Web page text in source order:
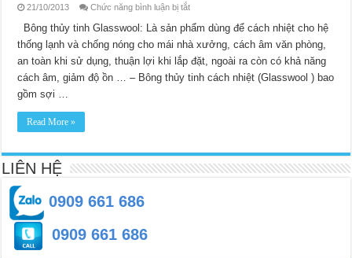
21/10/2013 Chức năng bình luận bị tắtở
thủy
tinh
dày
Bông thủy tinh Glasswool: Là sản phẩm dùng để cách nhiệt cho hệ
thống lạnh và chống nóng cho mái nhà xưởng, cách âm văn phòng,
an toàn khi sử dụng, thuận lợi khi lắp đặt, ngoài ra còn có khả năng
cách âm, giảm độ ồn … – Bông thủy tinh cách nhiệt (Glasswool ) bao
gồm sợi …
Read More »
LIÊN HỆ
0909 661 686
0909 661 686